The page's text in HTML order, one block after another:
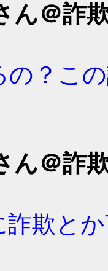
ん＠詐
の？こ
ん＠詐
欺と